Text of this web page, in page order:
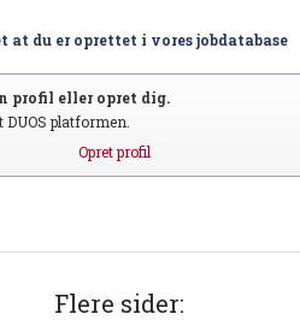
du er oprettet i vores jobdatabase
profil eller opret dig.
platformen.
Opret profil
Flere sider: